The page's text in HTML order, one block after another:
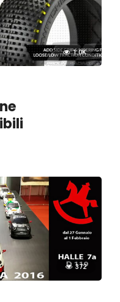
1.0K
372